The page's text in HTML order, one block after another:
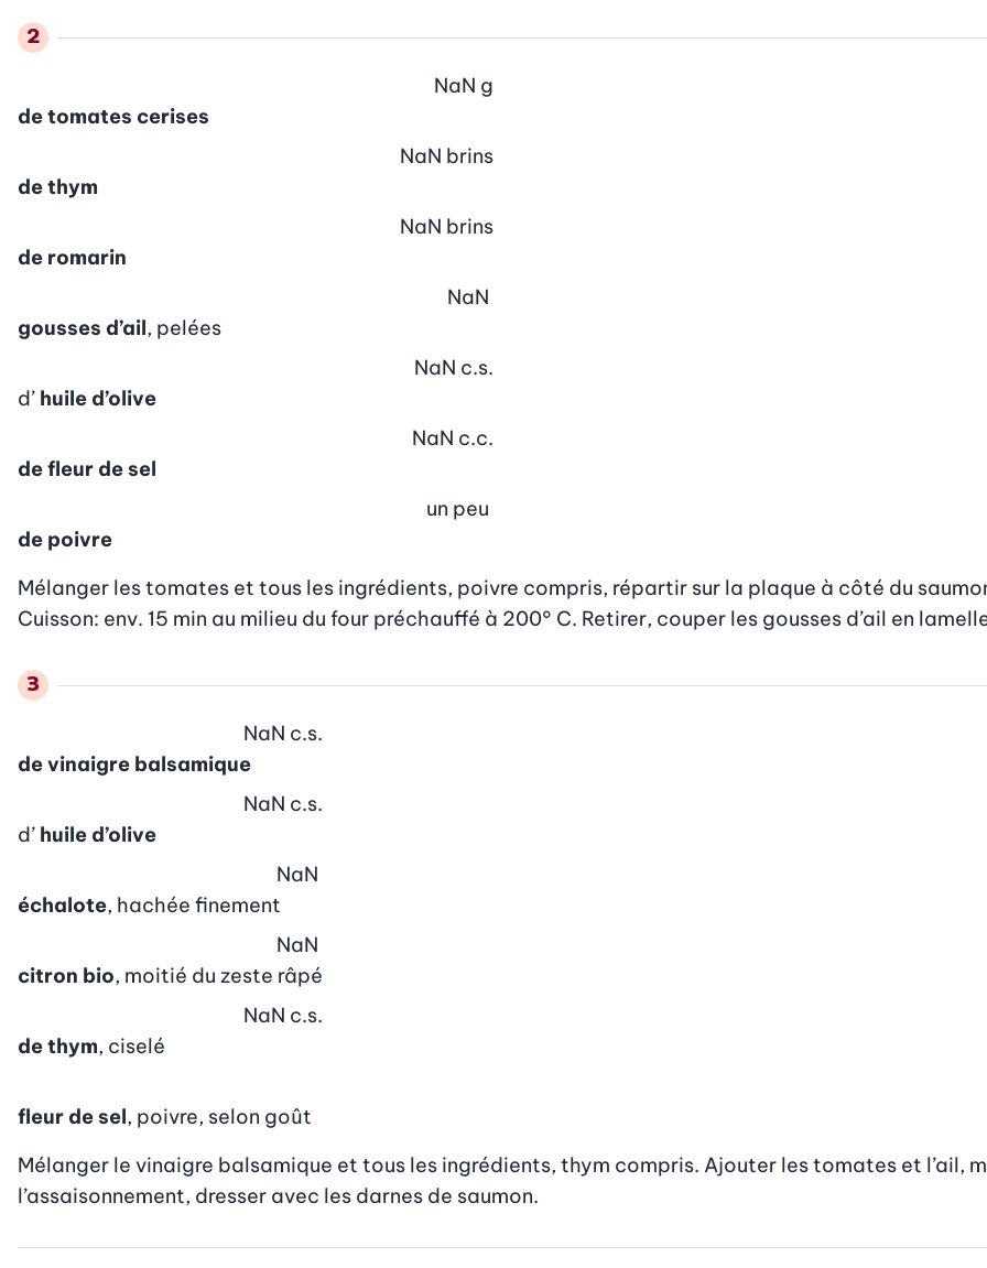
de tomates cerises
NaN g
de thym
NaN brins
de romarin
NaN brins
gousses d’ail, pelées
NaN
d’ huile d’olive
NaN c.s.
de fleur de sel
NaN c.c.
de poivre
un peu
Mélanger les tomates et tous les ingrédients, poivre compris, répartir sur la plaque à côté du
Cuisson: env. 15 min au milieu du four préchauffé à 200° C. Retirer, couper les gousses d’ail en
de vinaigre balsamique
NaN c.s.
d’ huile d’olive
NaN c.s.
échalote, hachée finement
NaN
citron bio, moitié du zeste râpé
NaN
de thym, ciselé
NaN c.s.
fleur de sel, poivre, selon goût
Mélanger le vinaigre balsamique et tous les ingrédients, thym compris. Ajouter les tomates et l’ail,
l’assaisonnement, dresser avec les darnes de saumon.